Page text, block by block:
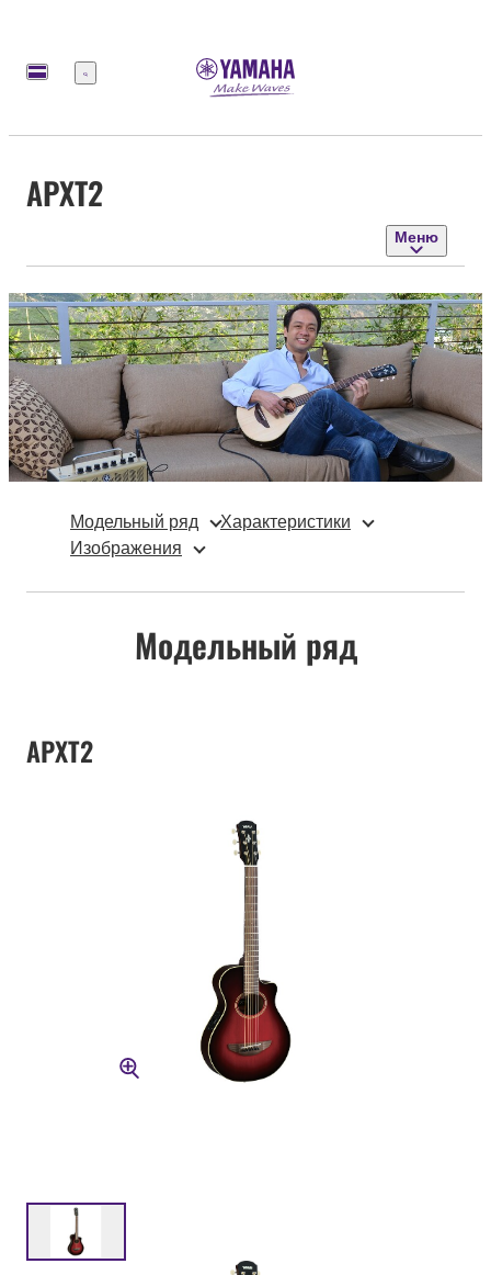
Меню
APXT2
Меню
Модельный ряд
Характеристики
Изображения
Модельный ряд
APXT2